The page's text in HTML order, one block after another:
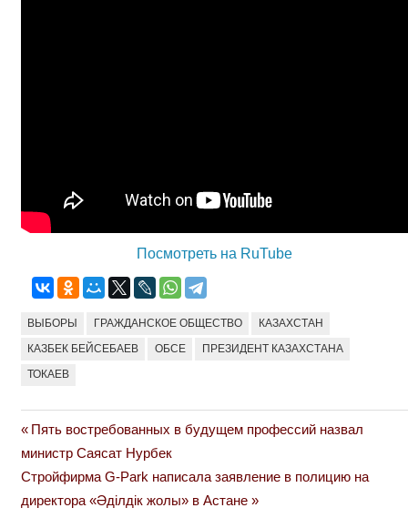
Посмотреть на RuTube
ВЫБОРЫ ГРАЖДАНСКОЕ ОБЩЕСТВО КАЗАХСТАН
КАЗБЕК БЕЙСЕБАЕВ ОБСЕ ПРЕЗИДЕНТ КАЗАХСТАНА
ТОКАЕВ
Навигация
по
записям
Previous
Post:
Пять востребованных в будущем профессий назвал
министр Саясат Нурбек
Next
Post:
Стройфирма G-Park написала заявление в полицию на
директора «Әділдік жолы» в Астане